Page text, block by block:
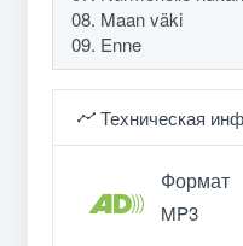
08. Maan väki
09. Enne
Техническая
Формат
MP3